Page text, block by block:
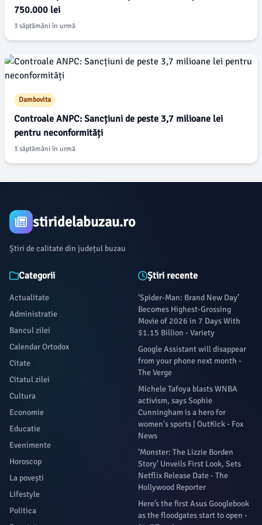
750.000 lei
3 săptămâni în urmă
Dambovita
Controale ANPC: Sancțiuni de peste 3,7 milioane lei
pentru neconformități
3 săptămâni în urmă
stiridelabuzau.ro
Știri de calitate din județul buzau
Categorii
Actualitate
Administratie
Bancul zilei
Calendar Ortodox
Citate
Citatul zilei
Cultura
Economie
Educatie
Evenimente
Horoscop
La povești
Lifestyle
Politica
Știri recente
‘Spider-Man: Brand New Day’
Becomes Highest-Grossing
Movie of 2026 in 7 Days With
$1.15 Billion - Variety
Google Assistant will disappear
from your phone next month -
The Verge
Michele Tafoya blasts WNBA
activism, says Sophie
Cunningham is a hero for
women's sports | OutKick - Fox
News
‘Monster: The Lizzie Borden
Story’ Unveils First Look, Sets
Netflix Release Date - The
Hollywood Reporter
Here’s the first Asus Googlebook
as the floodgates start to open -